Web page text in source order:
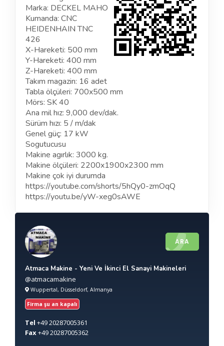
Marka: DECKEL MAHO
Kumanda: CNC
HEIDENHAIN TNC
426
X-Hareketi: 500 mm
Y-Hareketi: 400 mm
Z-Hareketi: 400 mm
Takım magazin: 16 adet
Tabla ölçüleri: 700x500 mm
Mörs: SK 40
Ana mil hız: 9,000 dev/dak.
Sürüm hızı: 5 / m/dak
Genel güç: 17 kW
Sogutucusu
Makine agırlık: 3000 kg.
Makine ölçüleri: 2200x1900x2300 mm
Makine çok iyi durumda
https://youtube.com/shorts/5hQy0-zmOqQ
https://youtu.be/yW-xeg0sAWE
ARA
Atmaca Makine - Yeni Ve İkinci El Sanayi Makineleri
@atmacamakine
Wuppertal, Düsseldorf, Almanya
Firma şu an kapalı
Tel +4920287005361
Fax+4920287005362